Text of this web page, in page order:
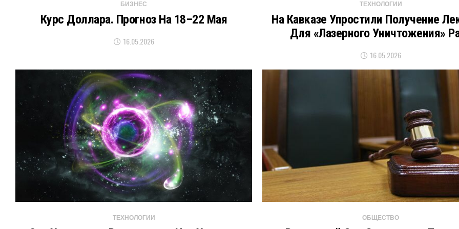
БИЗНЕС
Курс Доллара. Прогноз На 18–22 Мая
16.05.2026
ТЕХНОЛОГИИ
На Кавказе Упростили Получение
Для «лазерного Уничтожения»
16.05.2026
ТЕХНОЛОГИИ ОБЩЕСТВО